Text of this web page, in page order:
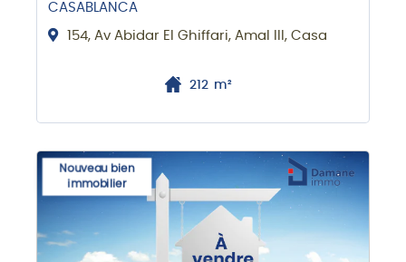
CASABLANCA
154, Av Abidar El Ghiffari, Amal III, Casa
212 m²
Nouveau bien
immobilier